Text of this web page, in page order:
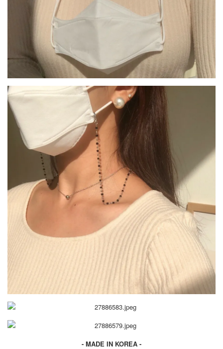
- MADE IN KOREA -